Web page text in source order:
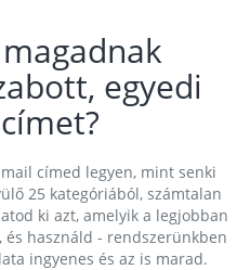
egyedi
címed legyen, mint senki
25 kategóriából, számtalan
ki azt, amelyik a legjobban
használd - rendszerünkben
ingyenes és az is marad.